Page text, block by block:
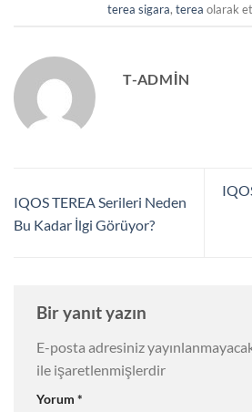
terea sigara, terea olarak
T-ADMIN
IQOS TEREA Serileri Neden
Bu Kadar İlgi Görüyor?
Bir yanıt yazın
E-posta adresiniz
ile işaretlenmişlerdir
Yorum *